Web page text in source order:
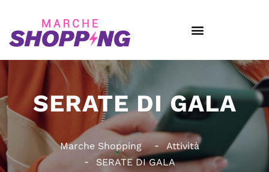
SERATE DI GALA
Marche Shopping
Attività
SERATE DI GALA